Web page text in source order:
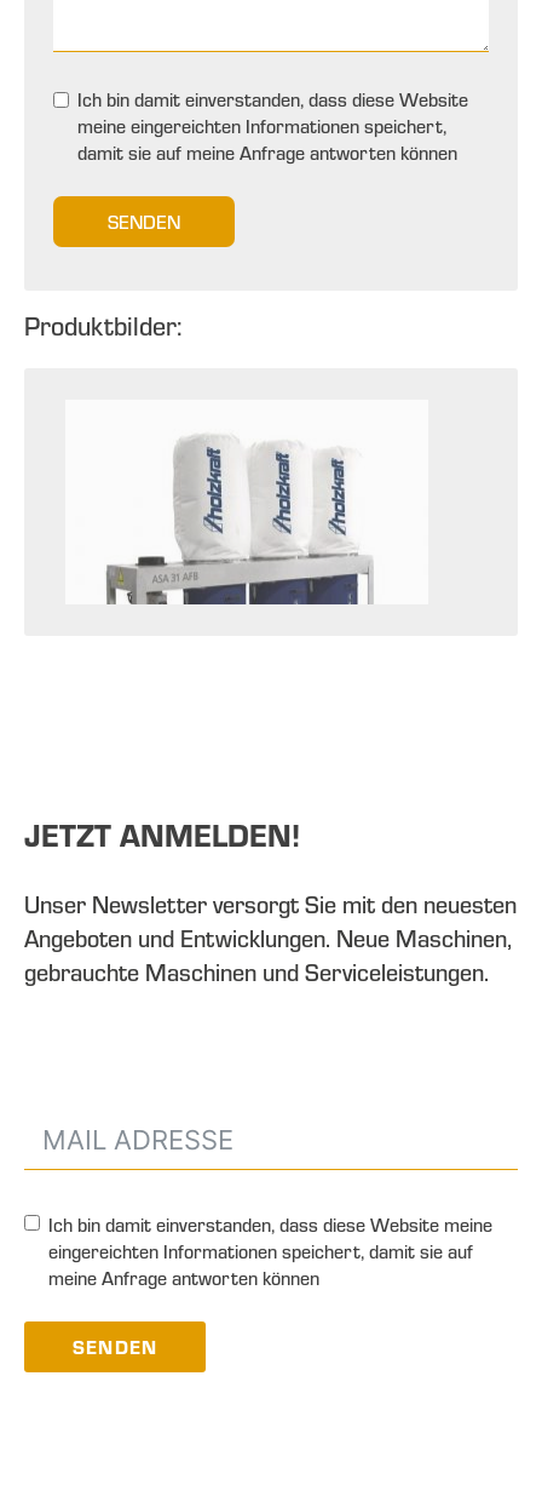
Ich bin damit einverstanden, dass diese Website
meine eingereichten Informationen speichert,
damit sie auf meine Anfrage antworten können
SENDEN
Produktbilder:
JETZT ANMELDEN!
Unser Newsletter versorgt Sie mit den neuesten
Angeboten und Entwicklungen. Neue Maschinen,
gebrauchte Maschinen und Serviceleistungen.
Ich bin damit einverstanden, dass diese Website meine
eingereichten Informationen speichert, damit sie auf
meine Anfrage antworten können
SENDEN